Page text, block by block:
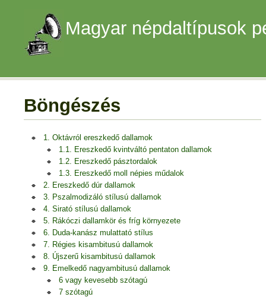
Magyar népdaltípusok
Böngészés
1. Oktávról ereszkedő dallamok
1.1. Ereszkedő kvintváltó pentaton dallamok
1.2. Ereszkedő pásztordalok
1.3. Ereszkedő moll népies műdalok
2. Ereszkedő dúr dallamok
3. Pszalmodizáló stílusú dallamok
4. Sirató stílusú dallamok
5. Rákóczi dallamkör és fríg környezete
6. Duda-kanász mulattató stílus
7. Régies kisambitusú dallamok
8. Újszerű kisambitusú dallamok
9. Emelkedő nagyambitusú dallamok
6 vagy kevesebb szótagú
7 szótagú